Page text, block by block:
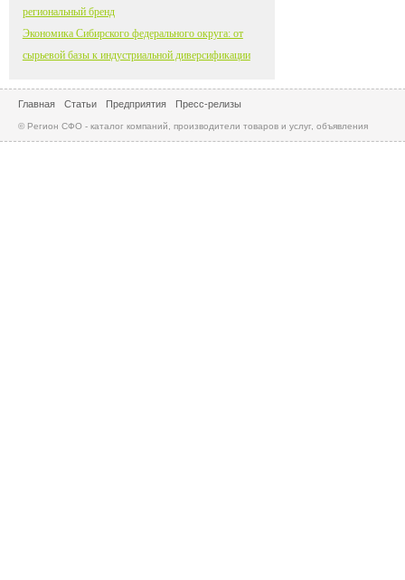
региональный бренд
Экономика Сибирского федерального округа: от
сырьевой базы к индустриальной диверсификации
Главная Статьи Предприятия Пресс-релизы
© Регион СФО - каталог компаний, производители товаров и услуг, объявления